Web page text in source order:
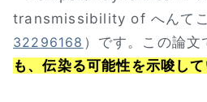
transmissibility of へんてこ
32296168 ）です。この論文
も、伝染る可能性を示唆し